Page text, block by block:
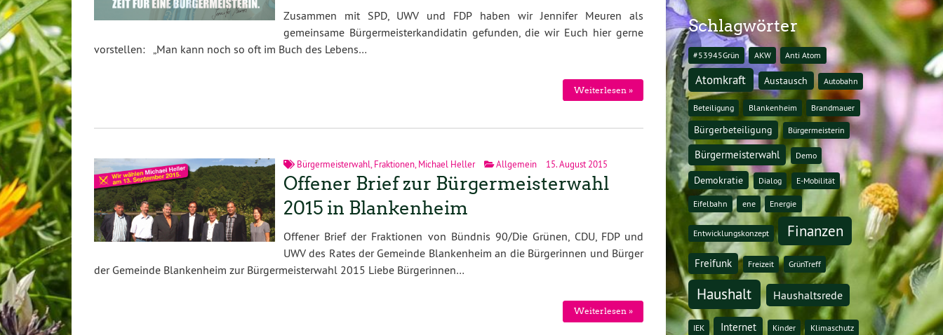
Zusammen mit SPD, UWV und FDP haben wir Jennifer Meuren als
gemeinsame Bürgermeisterkandidatin gefunden, die wir Euch hier gerne
vorstellen: „Man kann noch so oft im Buch des Lebens…
Weiterlesen »
Bürgermeisterwahl,Fraktionen,Michael Heller Allgemein 15. August 2015
Offener Brief zur Bürgermeisterwahl
2015 in Blankenheim
Offener Brief der Fraktionen von Bündnis 90/Die Grünen, CDU, FDP und
UWV des Rates der Gemeinde Blankenheim an die Bürgerinnen und Bürger
der Gemeinde Blankenheim zur Bürgermeisterwahl 2015 Liebe Bürgerinnen…
Weiterlesen »
Schlagwörter
#53945Grün AKW Anti Atom
Atomkraft Austausch Autobahn
Beteiligung Blankenheim Brandmauer
Bürgerbeteiligung Bürgermeisterin
Bürgermeisterwahl Demo
Demokratie Dialog E-Mobilität
Eifelbahn ene Energie
Entwicklungskonzept Finanzen
Freifunk Freizeit GrünTreff
Haushalt Haushaltsrede
IEK Internet Kinder Klimaschutz